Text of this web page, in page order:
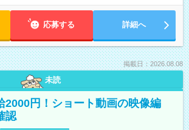
応募する 詳細へ
掲載日：2026.08.08
未読
2000円！ショート動画の映像編
認